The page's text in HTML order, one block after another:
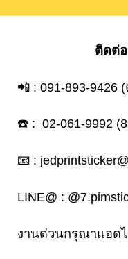
ติดต่
📲 : 091-893-9426
☎️ : 02-061-9992
📧 :
LINE@ :
งานด่วนกรุณาแอด